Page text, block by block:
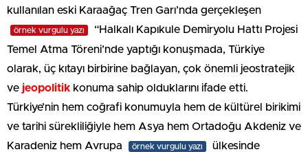
kullanılan eski Karaağaç Tren Garı’nda gerçekleşen
örnek vurgulu yazı
“Halkalı Kapıkule Demiryolu Hattı Projesi
Temel Atma Töreni’nde yaptığı konuşmada, Türkiye
olarak, üç kıtayı birbirine bağlayan, çok önemli jeostratejik
ve jeopolitik konuma sahip olduklarını ifade etti.
Türkiye’nin hem coğrafi konumuyla hem de kültürel birikimi
ve tarihi sürekliliğiyle hem Asya hem Ortadoğu Akdeniz ve
Karadeniz hem Avrupa
örnek vurgulu yazı
ülkesinde